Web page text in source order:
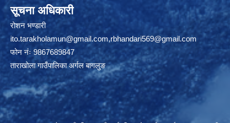
सूचना अधिकारी
रोशन भण्डारी
ito.tarakholamun@gmail.com,rbhandari569@gmail.com
फोन नंः 9867689847
ताराखोला गाउँपालिका अर्गल बागलुङ